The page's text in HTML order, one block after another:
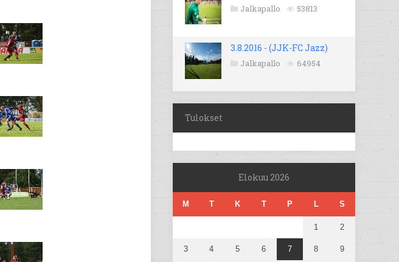
Jalkapallo 53813
3.8.2016 - (JJK-FC Jazz)
Jalkapallo 64954
Tulokset
Elokuu 2026
M T K T P L S
1 2
3 4 5 6 7 8 9